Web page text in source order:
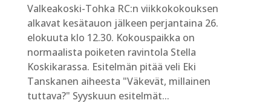
Valkeakoski-Tohka RC:n viikkokokouksen
alkavat kesätauon jälkeen perjantaina 26.
elokuuta klo 12.30. Kokouspaikka on
normaalista poiketen ravintola Stella
Koskikarassa. Esitelmän pitää veli Eki
Tanskanen aiheesta "Väkevät, millainen
tuttava?" Syyskuun esitelmät...